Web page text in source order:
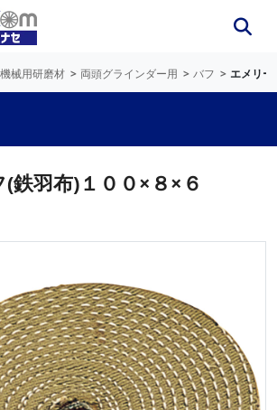
械用研磨材 両頭グラインダー用 バフ エメリ
鉄羽布)１００×８×６